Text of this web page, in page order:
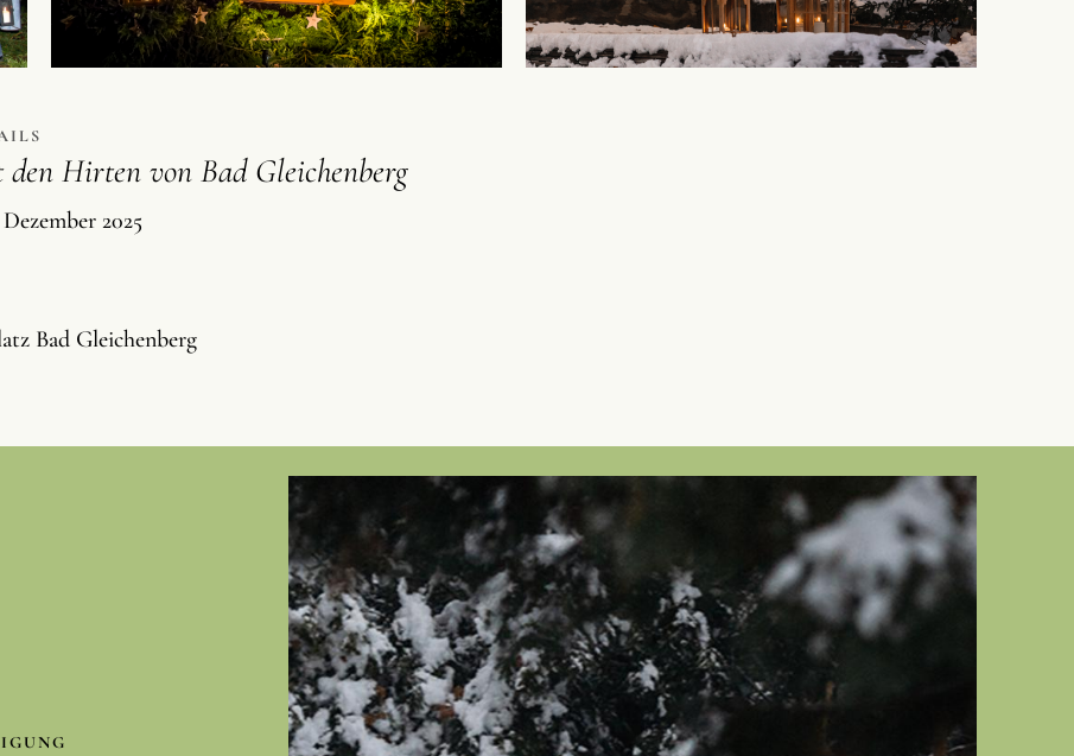
den Hirten von Bad Gleichenberg
2025
Bad Gleichenberg